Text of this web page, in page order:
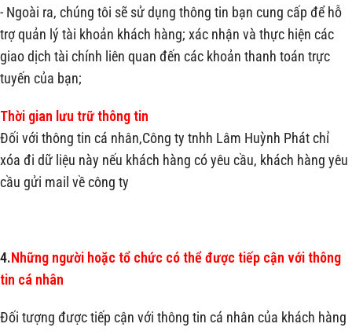
- Ngoài ra, chúng tôi sẽ sử dụng thông tin bạn cung cấp để hỗ
trợ quản lý tài khoản khách hàng; xác nhận và thực hiện các
giao dịch tài chính liên quan đến các khoản thanh toán trực
tuyến của bạn;
Thời gian lưu trữ thông tin
Đối với thông tin cá nhân,Công ty tnhh Lâm Huỳnh Phát chỉ
xóa đi dữ liệu này nếu khách hàng có yêu cầu, khách hàng yêu
cầu gửi mail về công ty
4.Những người hoặc tổ chức có thể được tiếp cận với thông
tin cá nhân
Đối tượng được tiếp cận với thông tin cá nhân của khách hàng